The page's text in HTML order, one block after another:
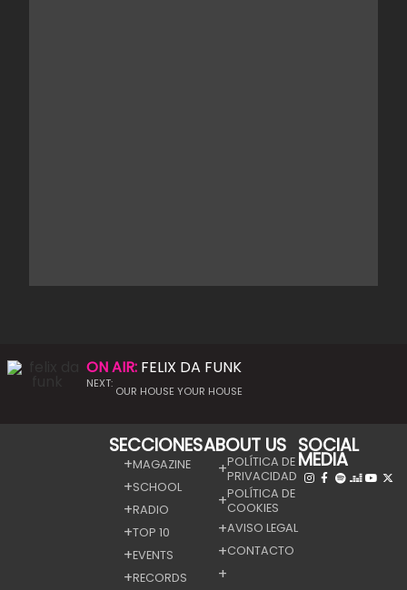
ON AIR: FELIX DA FUNK
NEXT:
OUR HOUSE YOUR HOUSE
SECCIONES
MAGAZINE
SCHOOL
RADIO
TOP 10
EVENTS
RECORDS
ABOUT US
POLÍTICA DE
PRIVACIDAD
POLÍTICA DE
COOKIES
AVISO LEGAL
CONTACTO
SOCIAL
MEDIA